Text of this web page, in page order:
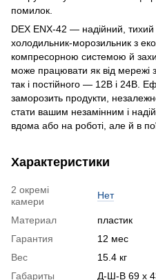
помилок.
DEX ENX-42 — надійний, тихий
холодильник-морозильник з
компресорною системою й
може працювати як від мережі
так і постійного — 12В і 24В.
заморозить продукти,
стати вашим незамінним і
вдома або на роботі, але й в
Характеристики
2 окремі
камери
Нет
Материал
пластик
Гарантия
12 мес
Вес
15.4 кг
Габариты
Д-Ш-В 69 х